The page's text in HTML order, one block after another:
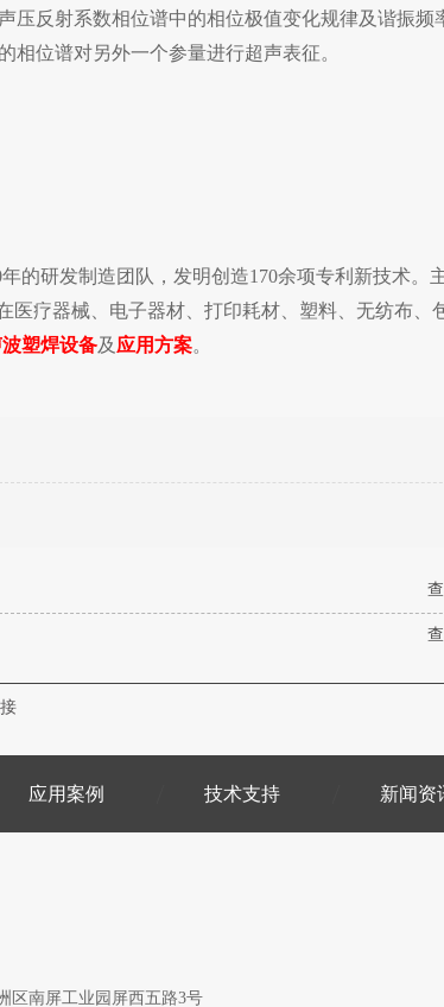
压反射系数相位谱中的相位极值变化规律及谐振频
相位谱对另外一个参量进行超声表征。
的研发制造团队，发明创造170余项专利新技术。
疗器械、电子器材、打印耗材、塑料、无纺布、
塑焊设备及 应用方案。
应用案例 技术支持 新闻资
区南屏工业园屏西五路3号